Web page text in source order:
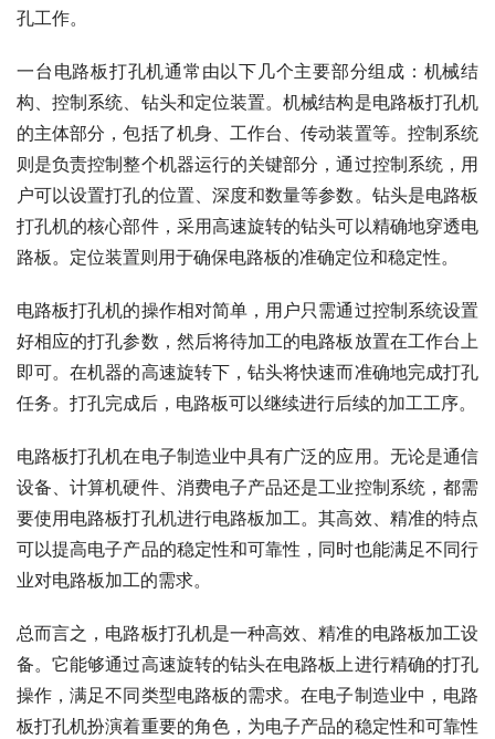
孔工作。
一台电路板打孔机通常由以下几个主要部分组成：机械结
构、控制系统、钻头和定位装置。机械结构是电路板打孔机
的主体部分，包括了机身、工作台、传动装置等。控制系统
则是负责控制整个机器运行的关键部分，通过控制系统，用
户可以设置打孔的位置、深度和数量等参数。钻头是电路板
打孔机的核心部件，采用高速旋转的钻头可以精确地穿透电
路板。定位装置则用于确保电路板的准确定位和稳定性。
电路板打孔机的操作相对简单，用户只需通过控制系统设置
好相应的打孔参数，然后将待加工的电路板放置在工作台上
即可。在机器的高速旋转下，钻头将快速而准确地完成打孔
任务。打孔完成后，电路板可以继续进行后续的加工工序。
电路板打孔机在电子制造业中具有广泛的应用。无论是通信
设备、计算机硬件、消费电子产品还是工业控制系统，都需
要使用电路板打孔机进行电路板加工。其高效、精准的特点
可以提高电子产品的稳定性和可靠性，同时也能满足不同行
业对电路板加工的需求。
总而言之，电路板打孔机是一种高效、精准的电路板加工设
备。它能够通过高速旋转的钻头在电路板上进行精确的打孔
操作，满足不同类型电路板的需求。在电子制造业中，电路
板打孔机扮演着重要的角色，为电子产品的稳定性和可靠性